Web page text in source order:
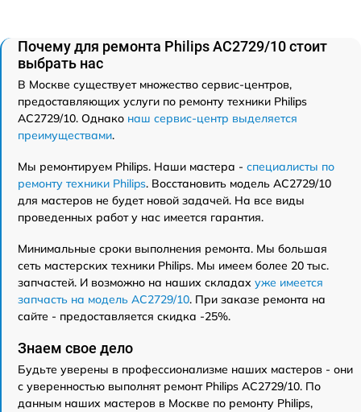
Почему для ремонта Philips AC2729/10 стоит
выбрать нас
В Москве существует множество сервис-центров,
предоставляющих услуги по ремонту техники Philips
AC2729/10. Однако наш сервис-центр выделяется
преимуществами.
Мы ремонтируем Philips. Наши мастера - специалисты по
ремонту техники Philips. Восстановить модель AC2729/10
для мастеров не будет новой задачей. На все виды
проведенных работ у нас имеется гарантия.
Минимальные сроки выполнения ремонта. Мы большая
сеть мастерских техники Philips. Мы имеем более 20 тыс.
запчастей. И возможно на наших складах уже имеется
запчасть на модель AC2729/10. При заказе ремонта на
сайте - предоставляется скидка -25%.
Знаем свое дело
Будьте уверены в профессионализме наших мастеров - они
с уверенностью выполнят ремонт Philips AC2729/10. По
данным наших мастеров в Москве по ремонту Philips,